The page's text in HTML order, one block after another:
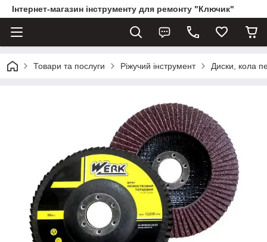
Інтернет-магазин інструменту для ремонту "Ключик"
Товари та послуги Ріжучий інструмент Диски, кола